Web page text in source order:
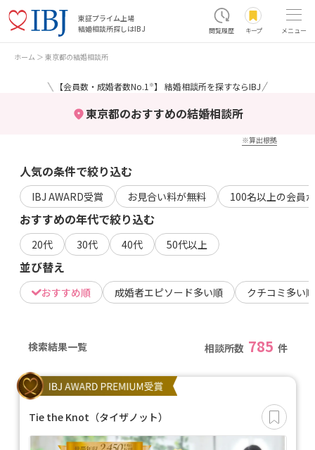
東証プライム上場
結婚相談所探しはIBJ
閲覧履歴 キープ メニュー
ホーム 東京都の結婚相談所
＼ 【会員数・成婚者数No.1 ※】 結婚相談所を探すならIBJ／
東京都のおすすめの結婚相談所
※算出根拠
人気の条件で絞り込む
IBJ AWARD受賞 お見合い料が無料 100名以上の会員
おすすめの年代で絞り込む
20代 30代 40代 50代以上
並び替え
おすすめ順 成婚者エピソード多い順 クチコミ多い順
検索結果一覧 相談所数 785 件
Tie the Knot（タイザノット）